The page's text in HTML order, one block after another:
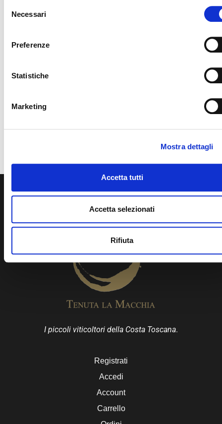
delNecessari
Preferenze
Statistiche
Marketing
Mostra dettagli
Accetta tutti
Accetta selezionati
Rifiuta
Hai già fatto l’accesso?
shop e inizia ad
I piccoli viticoltori della Costa Toscana.
Registrati
Accedi
Account
Carrello